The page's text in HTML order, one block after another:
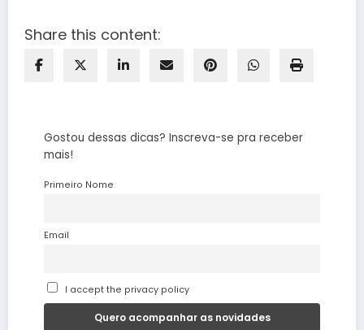
Share this content:
Gostou dessas dicas? Inscreva-se pra receber
mais!
Primeiro Nome
Email
I accept the privacy policy